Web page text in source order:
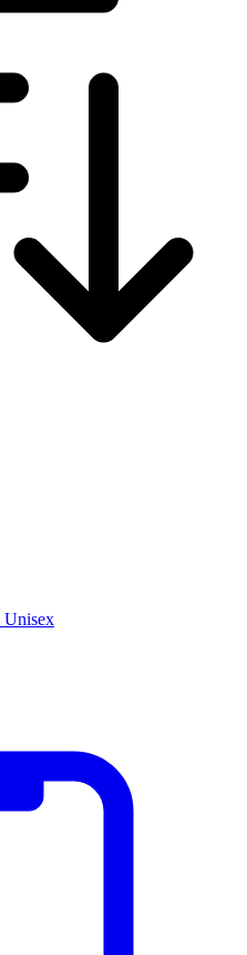
Unisex